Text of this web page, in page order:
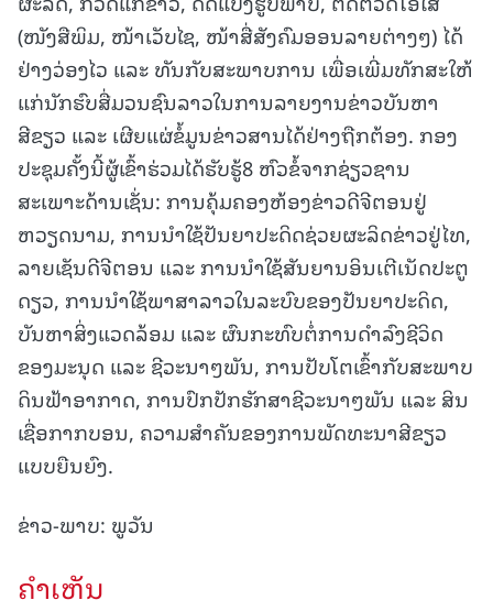
(ໜັງສືພິມ, ໜ້າເວັບໄຊ, ໜ້າສື່ສັງຄົມອອນລາຍຕ່າງໆ) ໄດ້
ຢ່າງວ່ອງໄວ ແລະ ທັນກັບສະພາບການ ເພື່ອເພີ່ມທັກສະໃຫ້
ແກ່ນັກຮົບສື່ມວນຊົນລາວໃນການລາຍງານຂ່າວບັນຫາ
ສີຂຽວ ແລະ ເຜີຍແຜ່ຂໍ້ມູນຂ່າວສານໄດ້ຢ່າງຖືກຕ້ອງ. ກອງ
ປະຊຸມຄັ້ງນີ້ຜູ້ເຂົ້າຮ່ວມໄດ້ຮັບຮູ້8 ຫົວຂໍ້ຈາກຊ່ຽວຊານ
ສະເພາະດ້ານເຊັ່ນ: ການຄຸ້ມຄອງຫ້ອງຂ່າວດີຈີຕອນຢູ່
ຫວຽດນາມ, ການນຳໃຊ້ປັນຍາປະດິດຊ່ວຍຜະລິດຂ່າວຢູ່ໄທ,
ລາຍເຊັນດີຈີຕອນ ແລະ ການນຳໃຊ້ສັນຍານອິນເຕີເນັດປະຕູ
ດຽວ, ການນຳໃຊ້ພາສາລາວໃນລະບົບຂອງປັນຍາປະດິດ,
ບັນຫາສິ່ງແວດລ້ອມ ແລະ ຜົນກະທົບຕໍ່ການດຳລົງຊີວິດ
ຂອງມະນຸດ ແລະ ຊີວະນາໆພັນ, ການປັບໂຕເຂົ້າກັບສະພາບ
ດິນຟ້າອາກາດ, ການປົກປັກຮັກສາຊີວະນາໆພັນ ແລະ ສິນ
ເຊື່ອກາກບອນ, ຄວາມສຳຄັນຂອງການພັດທະນາສີຂຽວ
ແບບຍືນຍົງ.
ຂ່າວ-ພາບ: ພູວັນ
ຄໍາເຫັນ